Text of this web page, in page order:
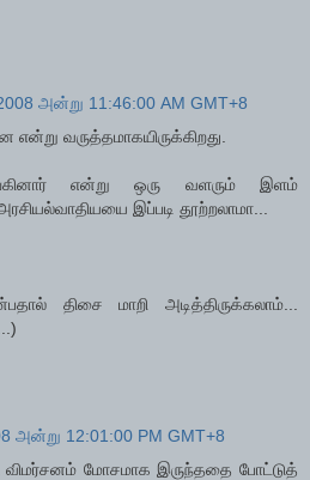
அன்று 11:46:00 AM GMT+8
வருத்தமாகயிருக்கிறது.
என்று ஒரு வளரும் இளம்
இப்படி தூற்றலாமா...
திசை மாறி அடித்திருக்கலாம்...
அன்று 12:01:00 PM GMT+8
விமர்சனம் மோசமாக இருந்ததை போட்டுத்